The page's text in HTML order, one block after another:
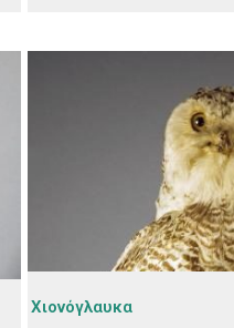
Χιονόγλαυκα